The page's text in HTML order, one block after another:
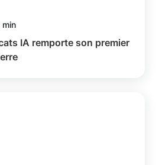
min
IA remporte son premier